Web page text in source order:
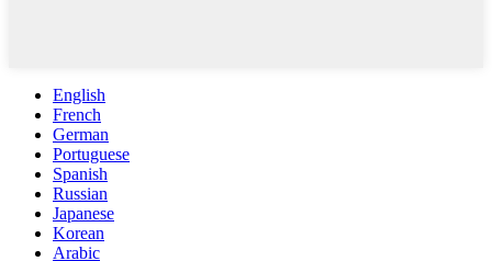
English
French
German
Portuguese
Spanish
Russian
Japanese
Korean
Arabic